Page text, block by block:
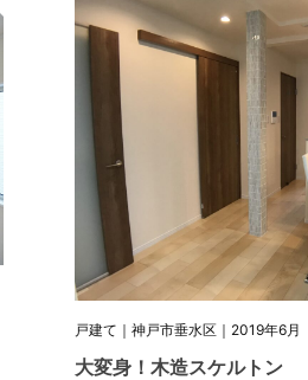
戸建て｜神戸市垂水区｜2019年6月
大変身！木造スケルトン